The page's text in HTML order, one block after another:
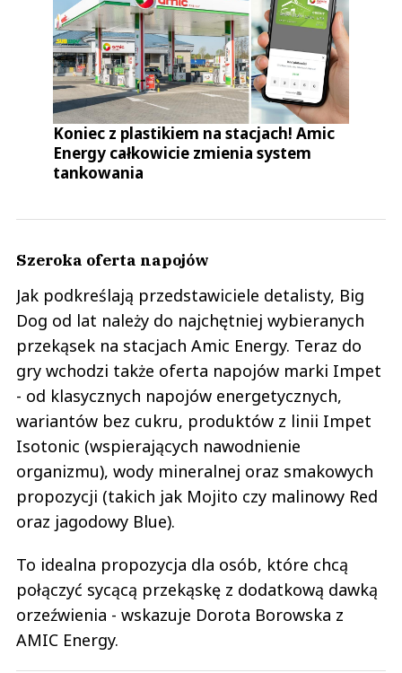
Koniec z plastikiem na stacjach! Amic
Energy całkowicie zmienia system
tankowania
Szeroka oferta napojów
Jak podkreślają przedstawiciele detalisty, Big
Dog od lat należy do najchętniej wybieranych
przekąsek na stacjach Amic Energy. Teraz do
gry wchodzi także oferta napojów marki Impet
- od klasycznych napojów energetycznych,
wariantów bez cukru, produktów z linii Impet
Isotonic (wspierających nawodnienie
organizmu), wody mineralnej oraz smakowych
propozycji (takich jak Mojito czy malinowy Red
oraz jagodowy Blue).
To idealna propozycja dla osób, które chcą
połączyć sycącą przekąskę z dodatkową dawką
orzeźwienia - wskazuje Dorota Borowska z
AMIC Energy.